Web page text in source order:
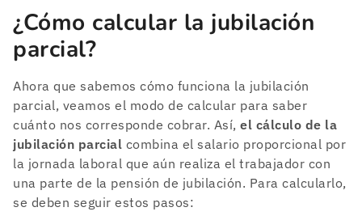
¿Cómo calcular la jubilación
parcial?
Ahora que sabemos cómo funciona la jubilación
parcial, veamos el modo de calcular para saber
cuánto nos corresponde cobrar. Así, el cálculo de la
jubilación parcial combina el salario proporcional por
la jornada laboral que aún realiza el trabajador con
una parte de la pensión de jubilación. Para calcularlo,
se deben seguir estos pasos: